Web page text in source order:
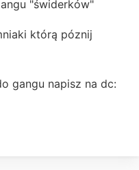
"świderków"
którą póznij
gangu napisz na dc: